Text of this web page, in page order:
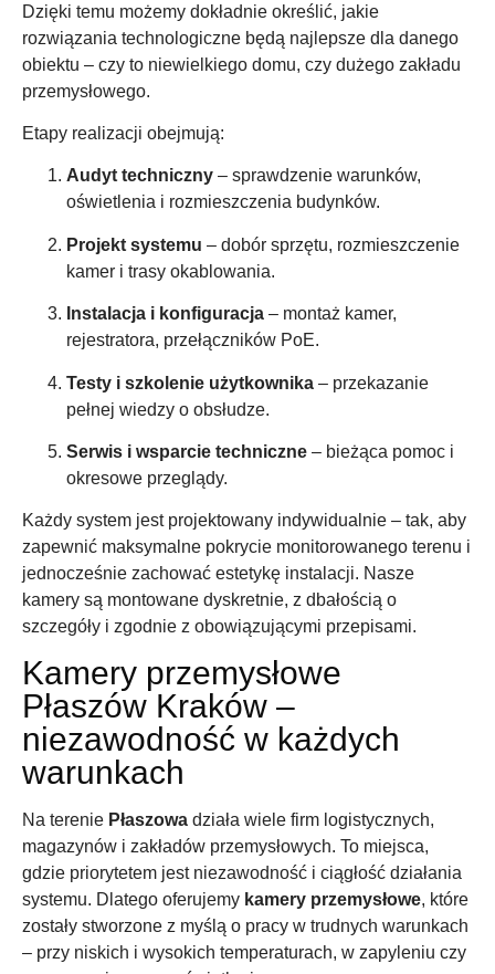
Dzięki temu możemy dokładnie określić, jakie
rozwiązania technologiczne będą najlepsze dla danego
obiektu – czy to niewielkiego domu, czy dużego zakładu
przemysłowego.
Etapy realizacji obejmują:
Audyt techniczny – sprawdzenie warunków,
oświetlenia i rozmieszczenia budynków.
Projekt systemu – dobór sprzętu, rozmieszczenie
kamer i trasy okablowania.
Instalacja i konfiguracja – montaż kamer,
rejestratora, przełączników PoE.
Testy i szkolenie użytkownika – przekazanie
pełnej wiedzy o obsłudze.
Serwis i wsparcie techniczne – bieżąca pomoc i
okresowe przeglądy.
Każdy system jest projektowany indywidualnie – tak, aby
zapewnić maksymalne pokrycie monitorowanego terenu i
jednocześnie zachować estetykę instalacji. Nasze
kamery są montowane dyskretnie, z dbałością o
szczegóły i zgodnie z obowiązującymi przepisami.
Kamery przemysłowe
Płaszów Kraków –
niezawodność w każdych
warunkach
Na terenie Płaszowa działa wiele firm logistycznych,
magazynów i zakładów przemysłowych. To miejsca,
gdzie priorytetem jest niezawodność i ciągłość działania
systemu. Dlatego oferujemy kamery przemysłowe, które
zostały stworzone z myślą o pracy w trudnych warunkach
– przy niskich i wysokich temperaturach, w zapyleniu czy